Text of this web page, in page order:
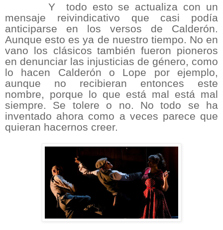
Y todo esto se actualiza con un
mensaje reivindicativo que casi podía
anticiparse en los versos de Calderón.
Aunque esto es ya de nuestro tiempo. No en
vano los clásicos también fueron pioneros
en denunciar las injusticias de género, como
lo hacen Calderón o Lope por ejemplo,
aunque no recibieran entonces este
nombre, porque lo que está mal está mal
siempre. Se tolere o no. No todo se ha
inventado ahora como a veces parece que
quieran hacernos creer.